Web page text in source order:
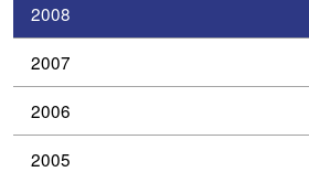
2008
2007
2006
2005